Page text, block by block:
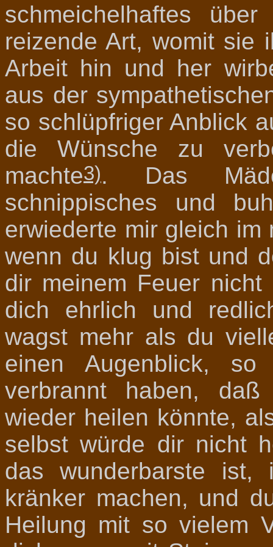
schmeichelhaftes
reizende Art, womit sie
Arbeit hin und her
aus der
so schlüpfriger Anblick
die Wünsche zu
machte3). Das
schnippisches und
erwiederte mir gleich im
wenn du klug bist und
dir meinem Feuer
dich ehrlich und
wagst mehr als du
einen Augenblick,
verbrannt haben,
wieder heilen könnte,
selbst würde dir nicht
das wunderbarste
kränker machen, und
Heilung mit so vielem